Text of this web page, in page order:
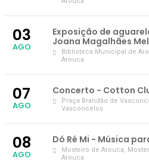
03
AGO
Exposição de
Joana Magalhães
Biblioteca Municipal de
Arouca
07
AGO
Concerto - Cotton
Praça Brandão de
Vasconcelos
08
AGO
Dó Ré Mi - Música
Mosteiro de Arouca ,
Arouca